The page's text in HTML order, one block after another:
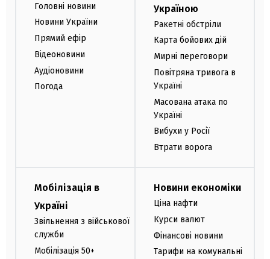
Головні новини
Новини України
Прямий ефір
Відеоновини
Аудіоновини
Погода
Україною
Ракетні обстріли
Карта бойових дій
Мирні переговори
Повітряна тривога в
Україні
Масована атака по
Україні
Вибухи у Росії
Втрати ворога
Мобілізація в
Україні
Звільнення з військової
служби
Мобілізація 50+
Новини економіки
Ціна нафти
Курси валют
Фінансові новини
Тарифи на комунальні